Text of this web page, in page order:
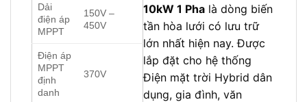
Dải
điện áp
MPPT
150V –
450V
Điện áp
MPPT
định
danh
370V
10kW 1 Pha là dòng biến
tần hòa lưới có lưu trữ
lớn nhất hiện nay. Được
lắp đặt cho hệ thống
Điện mặt trời Hybrid dân
dụng, gia đình, văn